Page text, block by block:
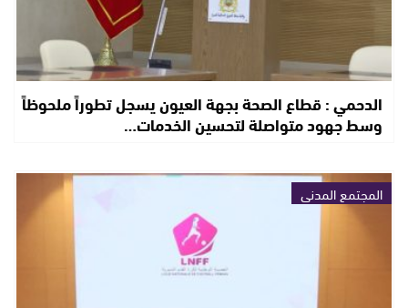
الدحمي : قطاع الصحة بجهة العيون يسجل تطوراً ملحوظاً
وسط جهود متواصلة لتحسين الخدمات…
المجتمع المدني